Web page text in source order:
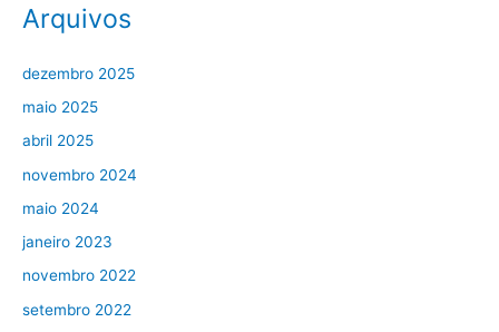
Arquivos
dezembro 2025
maio 2025
abril 2025
novembro 2024
maio 2024
janeiro 2023
novembro 2022
setembro 2022